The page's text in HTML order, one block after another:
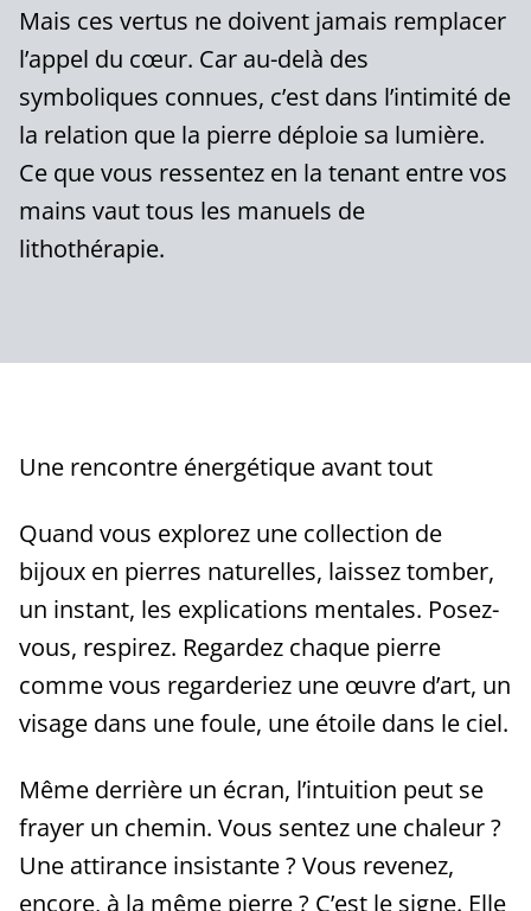
Mais ces vertus ne doivent jamais remplacer
l’appel du cœur. Car au-delà des
symboliques connues, c’est dans l’intimité de
la relation que la pierre déploie sa lumière.
Ce que vous ressentez en la tenant entre vos
mains vaut tous les manuels de
lithothérapie.
Une rencontre énergétique avant tout
Quand vous explorez une collection de
bijoux en pierres naturelles, laissez tomber,
un instant, les explications mentales. Posez-
vous, respirez. Regardez chaque pierre
comme vous regarderiez une œuvre d’art, un
visage dans une foule, une étoile dans le ciel.
Même derrière un écran, l’intuition peut se
frayer un chemin. Vous sentez une chaleur ?
Une attirance insistante ? Vous revenez,
encore, à la même pierre ? C’est le signe. Elle